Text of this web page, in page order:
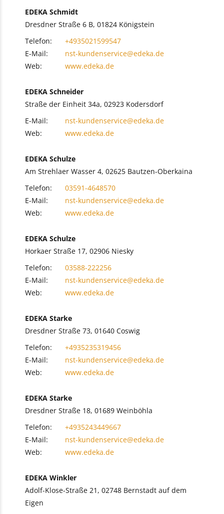
EDEKA Schmidt
Dresdner Straße 6 B, 01824 Königstein
Telefon:
+4935021599547
E-Mail:
nst-kundenservice@edeka.de
Web:
www.edeka.de
EDEKA Schneider
Straße der Einheit 34a, 02923 Kodersdorf
E-Mail:
nst-kundenservice@edeka.de
Web:
www.edeka.de
EDEKA Schulze
Am Strehlaer Wasser 4, 02625 Bautzen-Oberkaina
Telefon:
03591-4648570
E-Mail:
nst-kundenservice@edeka.de
Web:
www.edeka.de
EDEKA Schulze
Horkaer Straße 17, 02906 Niesky
Telefon:
03588-222256
E-Mail:
nst-kundenservice@edeka.de
Web:
www.edeka.de
EDEKA Starke
Dresdner Straße 73, 01640 Coswig
Telefon:
+4935235319456
E-Mail:
nst-kundenservice@edeka.de
Web:
www.edeka.de
EDEKA Starke
Dresdner Straße 18, 01689 Weinböhla
Telefon:
+4935243449667
E-Mail:
nst-kundenservice@edeka.de
Web:
www.edeka.de
EDEKA Winkler
Adolf-Klose-Straße 21, 02748 Bernstadt auf dem
Eigen